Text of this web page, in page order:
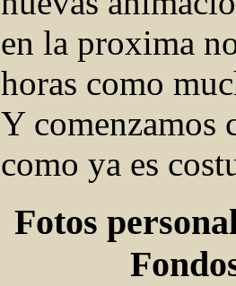
en la proxima
horas como
Y comenzamos
como ya es
Fotos